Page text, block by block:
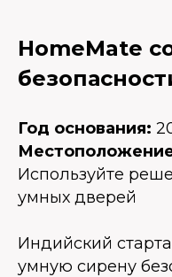
HomeMate
Год основания:
Используйте
умных дверей
Индийский
умную сирену